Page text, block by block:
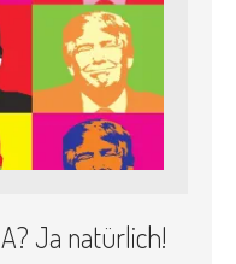
Ja natürlich!